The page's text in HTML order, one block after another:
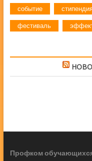
событие
фестиваль
Профком